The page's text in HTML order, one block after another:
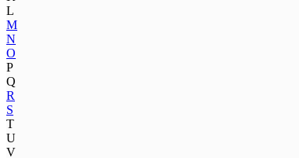
L
M
N
O
P
Q
R
S
T
U
V